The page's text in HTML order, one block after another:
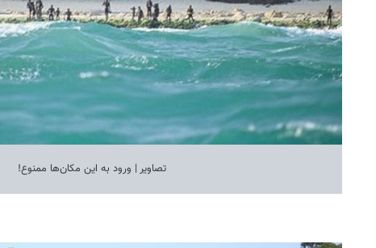
تصاویر | ورود به این مکان‌ها ممنوع!